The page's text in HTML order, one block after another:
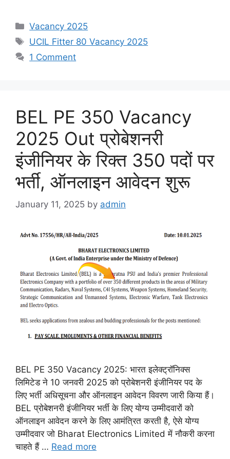
Categories
Vacancy 2025
Tags
UCIL Fitter 80 Vacancy 2025
1 Comment
BEL PE 350 Vacancy
2025 Out प्रोबेशनरी
इंजीनियर के रिक्त 350 पदों पर
भर्ती, ऑनलाइन आवेदन शुरू
January 11, 2025 by admin
BEL PE 350 Vacancy 2025: भारत इलेक्ट्रॉनिक्स
लिमिटेड ने 10 जनवरी 2025 को प्रोबेशनरी इंजीनियर पद के
लिए भर्ती अधिसूचना और ऑनलाइन आवेदन विवरण जारी किया हैं।
BEL प्रोबेशनरी इंजीनियर भर्ती के लिए योग्य उम्मीदवारों को
ऑनलाइन आवेदन करने के लिए आमंत्रित करती है, ऐसे योग्य
उम्मीदवार जो Bharat Electronics Limited में नौकरी करना
चाहते हैं … Read more